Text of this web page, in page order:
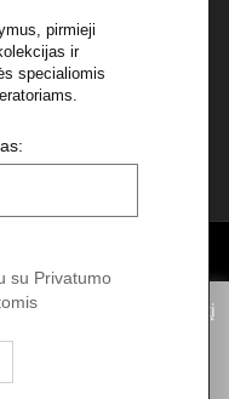
Politikos
pačią geriausią patirtį
tikslais mes naudojame
sutinkate su slapukų
pirmieji
ir
specialiomis
su Privatumo